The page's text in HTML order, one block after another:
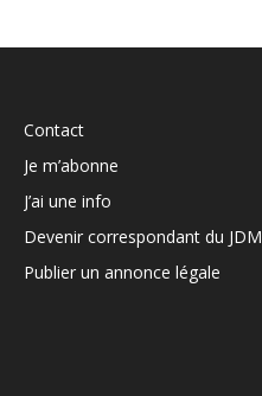
Contact
Je m’abonne
J’ai une info
Devenir correspondant du JDM
Publier un annonce légale